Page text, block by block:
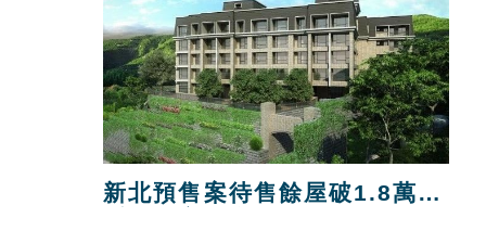
新北預售案待售餘屋破1.8萬